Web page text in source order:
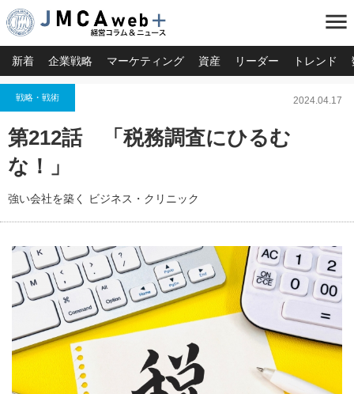
menu
新着 企業戦略 マーケティング 資産 リーダー トレンド
戦略・戦術 2024.04.17
第212話 「税務調査にひるむ
な！」
強い会社を築く ビジネス・クリニック